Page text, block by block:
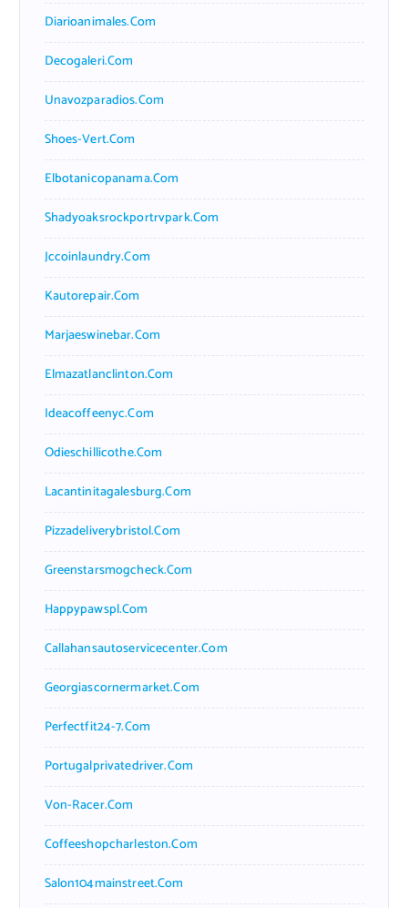
Diarioanimales.com
Decogaleri.com
Unavozparadios.com
Shoes-Vert.com
Elbotanicopanama.com
Shadyoaksrockportrvpark.com
Jccoinlaundry.com
Kautorepair.com
Marjaeswinebar.com
Elmazatlanclinton.com
Ideacoffeenyc.com
Odieschillicothe.com
Lacantinitagalesburg.com
Pizzadeliverybristol.com
Greenstarsmogcheck.com
Happypawspl.com
Callahansautoservicecenter.com
Georgiascornermarket.com
Perfectfit24-7.com
Portugalprivatedriver.com
Von-Racer.com
Coffeeshopcharleston.com
Salon104mainstreet.com